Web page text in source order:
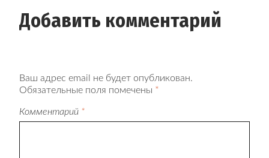
Добавить комментарий
Ваш адрес email не будет опубликован.
Обязательные поля помечены *
Комментарий *